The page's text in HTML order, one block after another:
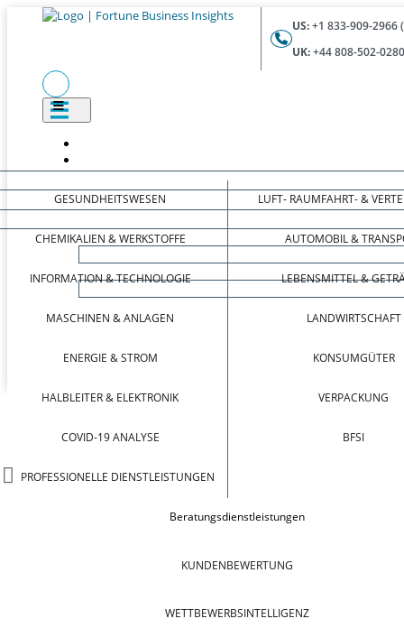
US:+1 833-909-
UK:+44 808-502-
GESUNDHEITSWESEN
CHEMIKALIEN & WERKSTOFFE
INFORMATION & TECHNOLOGIE
MASCHINEN & ANLAGEN
ENERGIE & STROM
HALBLEITER & ELEKTRONIK
COVID-19 ANALYSE
PROFESSIONELLE DIENSTLEISTUNGEN
LUFT- RAUMFAHRT- &
AUTOMOBIL &
LEBENSMITTEL &
LANDWIRTSCHAFT
KONSUMGÜTER
VERPACKUNG
BFSI
Beratungsdienstleistungen
KUNDENBEWERTUNG
WETTBEWERBSINTELLIGENZ